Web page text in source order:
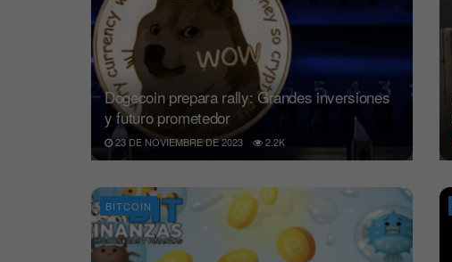
Dogecoin prepara rally: Grandes inversiones
y futuro prometedor
23 DE NOVIEMBRE DE 2023 2.2K
BITCOIN